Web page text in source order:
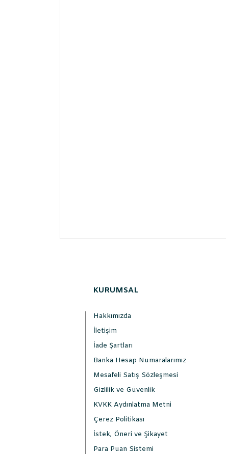
KURUMSAL
Hakkımızda
İletişim
İade Şartları
Banka Hesap Numaralarımız
Mesafeli Satış Sözleşmesi
Gizlilik ve Güvenlik
KVKK Aydınlatma Metni
Çerez Politikası
İstek, Öneri ve Şikayet
Para Puan Sistemi